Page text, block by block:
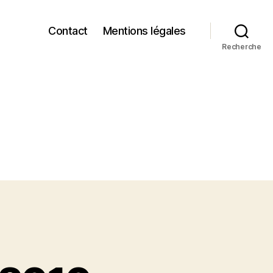
Contact Mentions légales
Recherche